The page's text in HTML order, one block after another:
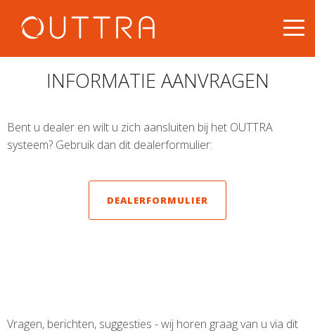
INFORMATIE AANVRAGEN
Bent u dealer en wilt u zich aansluiten bij het OUTTRA
systeem? Gebruik dan dit dealerformulier:
DEALERFORMULIER
Vragen, berichten, suggesties - wij horen graag van u via dit